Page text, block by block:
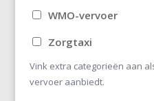
WMO-vervoer
Zorgtaxi
Vink extra categorieën aan
vervoer aanbiedt.